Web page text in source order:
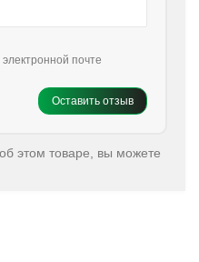
почте
Оставить отзыв
этом товаре, вы можете